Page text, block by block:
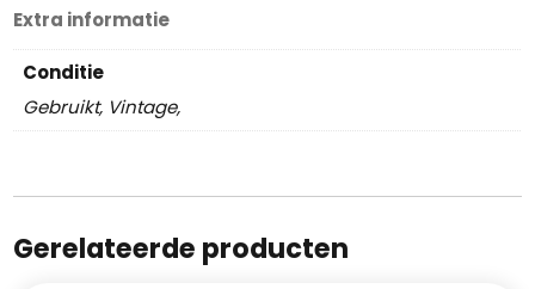
Extra informatie
Conditie
Gebruikt, Vintage,
Gerelateerde producten